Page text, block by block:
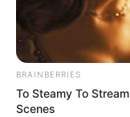
BRAINBERRIES
To Steamy To
Scenes